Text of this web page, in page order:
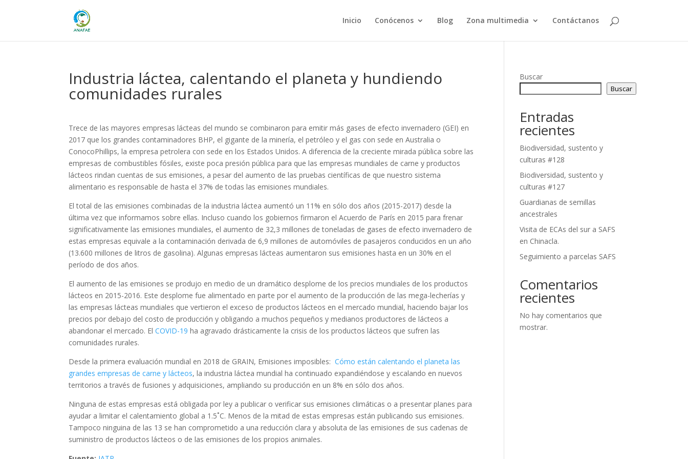
Inicio Conócenos Blog Zona multimedia Contáctanos
Industria láctea, calentando el planeta y hundiendo
comunidades rurales
Trece de las mayores empresas lácteas del mundo se combinaron para emitir más gases de efecto invernadero (GEI) en
2017 que los grandes contaminadores BHP, el gigante de la minería, el petróleo y el gas con sede en Australia o
ConocoPhillips, la empresa petrolera con sede en los Estados Unidos. A diferencia de la creciente mirada pública sobre las
empresas de combustibles fósiles, existe poca presión pública para que las empresas mundiales de carne y productos
lácteos rindan cuentas de sus emisiones, a pesar del aumento de las pruebas científicas de que nuestro sistema
alimentario es responsable de hasta el 37% de todas las emisiones mundiales.
El total de las emisiones combinadas de la industria láctea aumentó un 11% en sólo dos años (2015-2017) desde la
última vez que informamos sobre ellas. Incluso cuando los gobiernos firmaron el Acuerdo de París en 2015 para frenar
significativamente las emisiones mundiales, el aumento de 32,3 millones de toneladas de gases de efecto invernadero de
estas empresas equivale a la contaminación derivada de 6,9 millones de automóviles de pasajeros conducidos en un año
(13.600 millones de litros de gasolina). Algunas empresas lácteas aumentaron sus emisiones hasta en un 30% en el
período de dos años.
El aumento de las emisiones se produjo en medio de un dramático desplome de los precios mundiales de los productos
lácteos en 2015-2016. Este desplome fue alimentado en parte por el aumento de la producción de las mega-lecherías y
las empresas lácteas mundiales que vertieron el exceso de productos lácteos en el mercado mundial, haciendo bajar los
precios por debajo del costo de producción y obligando a muchos pequeños y medianos productores de lácteos a
abandonar el mercado. ElCOVID-19ha agravado drásticamente la crisis de los productos lácteos que sufren las
comunidades rurales.
Desde la primera evaluación mundial en 2018 de GRAIN, Emisiones imposibles:Cómo están calentando el planeta las
grandes empresas de carne y lácteos, la industria láctea mundial ha continuado expandiéndose y escalando en nuevos
territorios a través de fusiones y adquisiciones, ampliando su producción en un 8% en sólo dos años.
Ninguna de estas empresas está obligada por ley a publicar o verificar sus emisiones climáticas o a presentar planes para
ayudar a limitar el calentamiento global a 1.5˚C. Menos de la mitad de estas empresas están publicando sus emisiones.
Tampoco ninguina de las 13 se han comprometido a una reducción clara y absoluta de las emisiones de sus cadenas de
suministro de productos lácteos o de las emisiones de los propios animales.
Buscar
Buscar
Entradas
recientes
Biodiversidad, sustento y
culturas #128
Biodiversidad, sustento y
culturas #127
Guardianas de semillas
ancestrales
Visita de ECAs del sur a SAFS
en Chinacla.
Seguimiento a parcelas SAFS
Comentarios
recientes
No hay comentarios que
mostrar.